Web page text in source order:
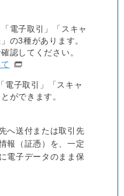
電子取引」「スキャ
の3種があります。
認してください。
電子取引」「スキャ
ができます。
へ送付または取引先
報（証憑）を、一定
電子データのまま保